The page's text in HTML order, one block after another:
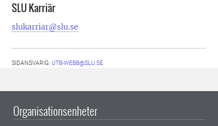
SLU Karriär
slukarriar@slu.se
SIDANSVARIG: UTB-WEBB@SLU.SE
Organisationsenheter